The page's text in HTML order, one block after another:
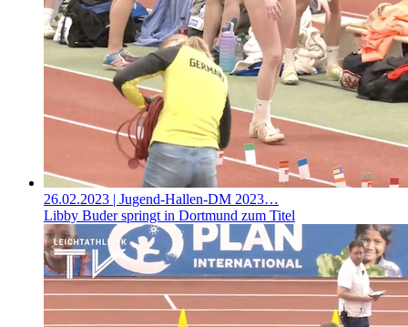
26.02.2023 | Jugend-Hallen-DM 2023…
Libby Buder springt in Dortmund zum Titel